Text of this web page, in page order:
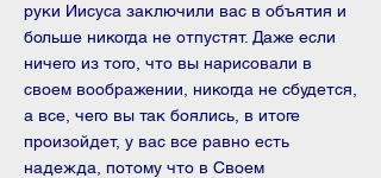
руки Иисуса за­ключили вас в объятия и
больше никогда не отпустят. Даже если
ничего из того, что вы нарисовали в
своем воображении, никогда не сбудется,
а все, чего вы так боялись, в итоге
произойдет, у вас все равно есть
надежда, потому что в Своем